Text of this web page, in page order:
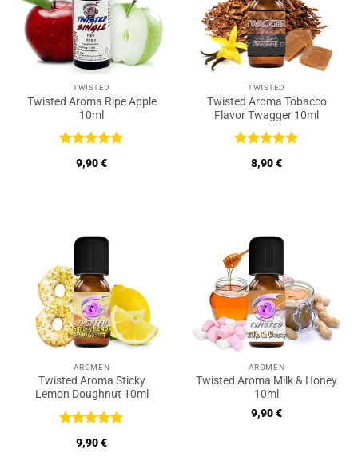
TWISTED
Twisted Aroma Ripe Apple
10ml
Bewertet
mit5von
9,90€
TWISTED
Twisted Aroma Tobacco
Flavor Twagger 10ml
Bewertet
mit5von
8,90€
AROMEN
Twisted Aroma Sticky
Lemon Doughnut 10ml
Bewertet
mit5von
9,90€
AROMEN
Twisted Aroma Milk & Honey
10ml
9,90€